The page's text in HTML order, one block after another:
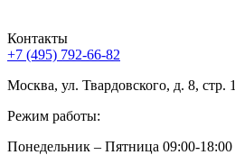
Контакты
+7 (495) 792-66-82
Москва, ул. Твардовского, д. 8, стр. 1
Режим работы:
Понедельник – Пятница 09:00-18:00